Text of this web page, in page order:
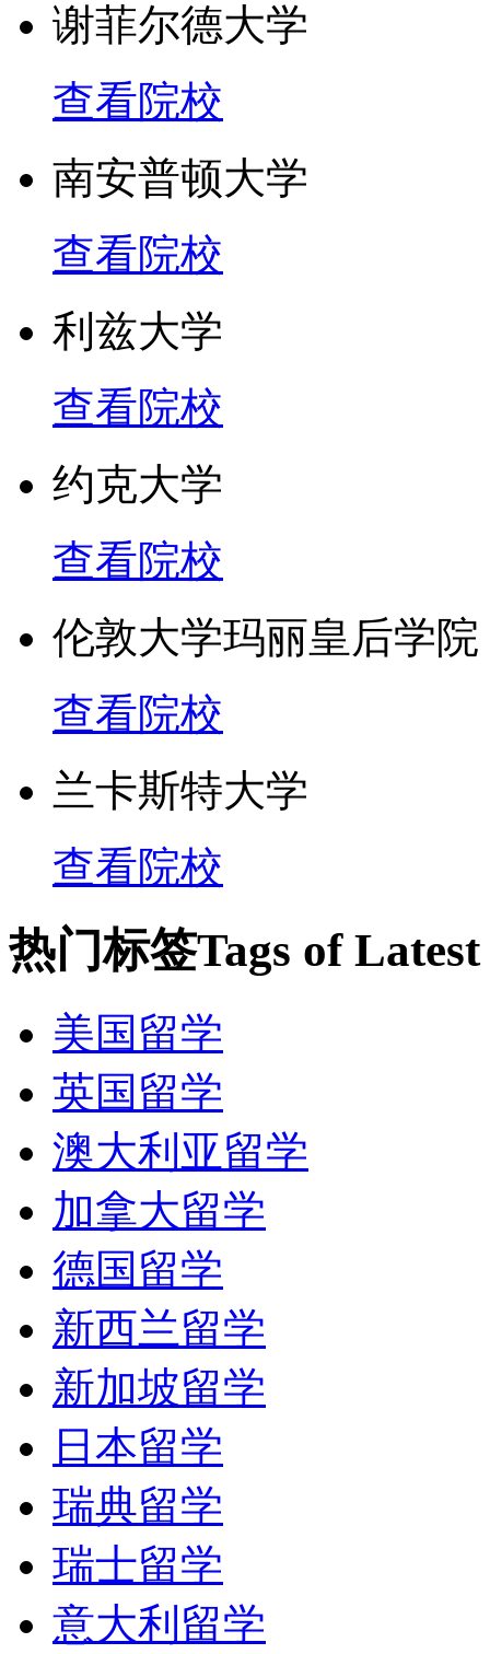
谢菲尔德大学
查看院校
南安普顿大学
查看院校
利兹大学
查看院校
约克大学
查看院校
伦敦大学玛丽皇后学院
查看院校
兰卡斯特大学
查看院校
热门标签Tags of Latest
美国留学
英国留学
澳大利亚留学
加拿大留学
德国留学
新西兰留学
新加坡留学
日本留学
瑞典留学
瑞士留学
意大利留学